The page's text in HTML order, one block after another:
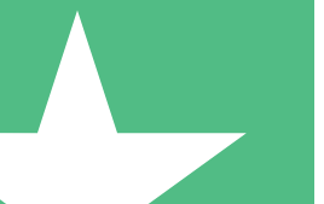
Creditpakketten
Geen maandelijkse